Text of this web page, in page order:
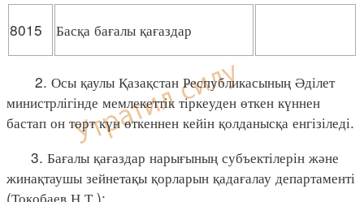
8015 Басқа бағалы қағаздар
2. Осы қаулы Қазақстан Республикасының Әділет
министрлігінде мемлекеттік тіркеуден өткен күннен
бастап он төрт күн өткеннен кейін қолданысқа енгізіледі.
3. Бағалы қағаздар нарығының субъектілерін және
жинақтаушы зейнетақы қорларын қадағалау департаменті
(Тоқобаев Н.Т.):